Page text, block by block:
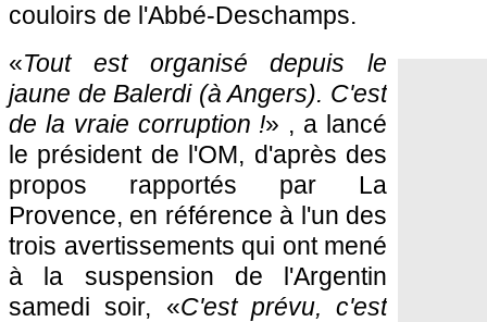
couloirs de l'Abbé-Deschamps.
«Tout est organisé depuis le
jaune de Balerdi (à Angers). C'est
de la vraie corruption !» , a lancé
le président de l'OM, d'après des
propos rapportés par La
Provence, en référence à l'un des
trois avertissements qui ont mené
à la suspension de l'Argentin
samedi soir, «C'est prévu, c'est